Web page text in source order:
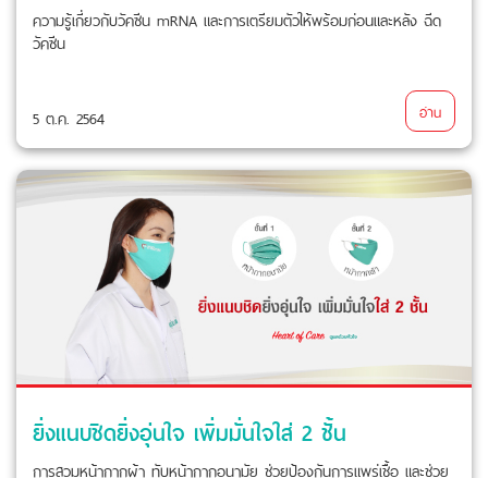
ความรู้เกี่ยวกับวัคซีน mRNA และการเตรียมตัวให้พร้อมก่อนและหลัง ฉีด
วัคซีน
5 ต.ค. 2564 อ่าน
ยิ่งแนบชิดยิ่งอุ่นใจ เพิ่มมั่นใจใส่ 2 ชั้น
การสวมหน้ากากผ้า ทับหน้ากากอนามัย ช่วยป้องกันการแพร่เชื้อ และช่วย